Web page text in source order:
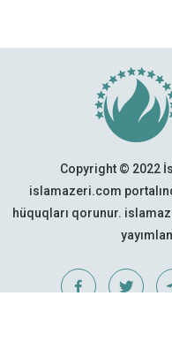
Copyright © 2022
islamazeri.com
hüquqları qorunur.